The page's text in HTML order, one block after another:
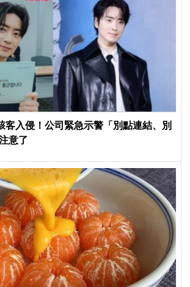
客入侵！公司緊急示警「別點連結、別
意了